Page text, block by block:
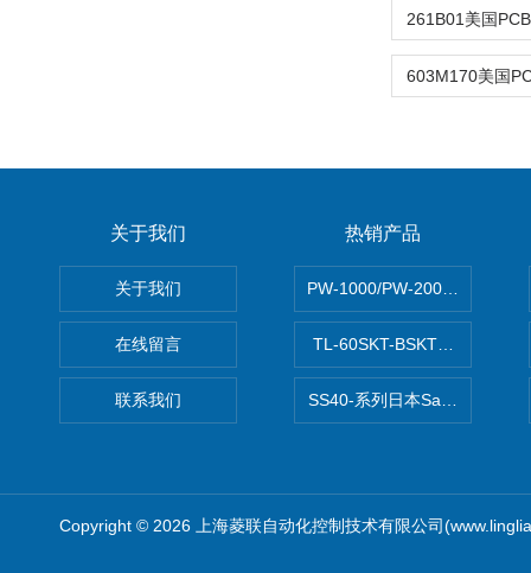
关于我们
关于我们
在线留言
联系我们
热销产品
PW-1000/PW-
TL-60SKT-BSKTC张力控制器
SS40-系列日本Sawamura泽
Copyright © 2026 上海菱联自动化控制技术有限公司